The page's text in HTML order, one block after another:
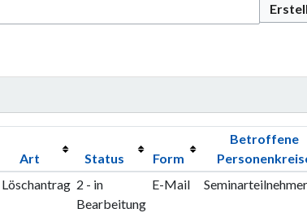
Art Status Form
Betroffene
Löschantrag 2 - in
Bearbeitung
E-Mail